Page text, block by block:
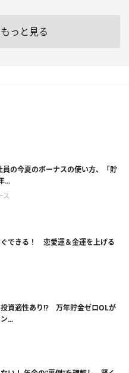
っと見る
の今夏のボーナスの使い方、「貯
...
ス
ぐできる！ 恋愛運＆金運を上げる
資適性あり!? 万年貯金ゼロOLが
...